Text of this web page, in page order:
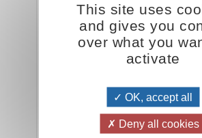
La meilleure arme contre la
This site uses
and gives you
over what you
activate
OK, accept all
Deny all cookies